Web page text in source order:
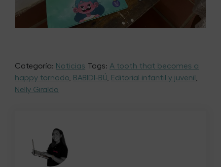
Categoría: Noticias Tags: A tooth that becomes a
happy tornado
BABIDI-BÚ Editorial infantil y juvenil
Nelly Giraldo